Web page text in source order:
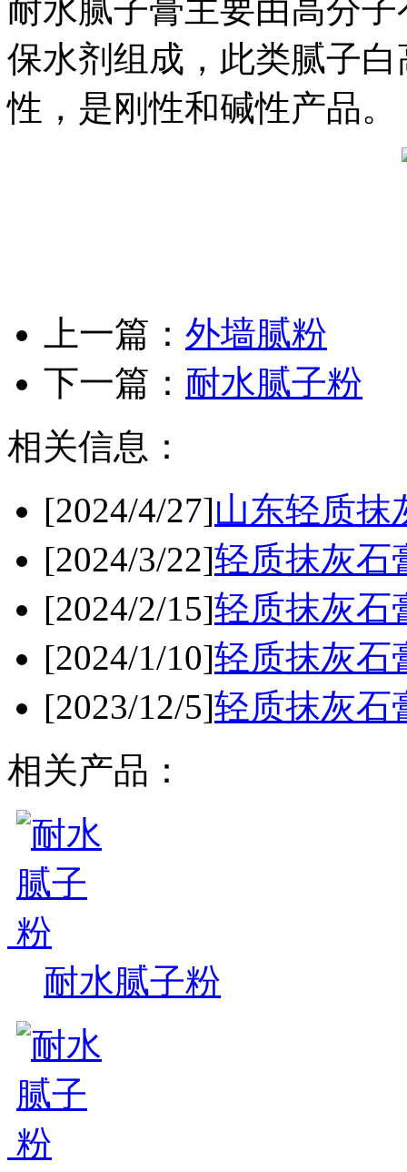
耐水腻子膏主要由高分
保水剂组成，此类腻子
性，是刚性和碱性产品。
上一篇： 外墙腻粉
下一篇： 耐水腻子粉
相关信息：
[2024/4/27]山东轻质抹
[2024/3/22]轻质抹灰石
[2024/2/15]轻质抹灰石
[2024/1/10]轻质抹灰石
[2023/12/5]轻质抹灰石
相关产品：
耐水腻子粉